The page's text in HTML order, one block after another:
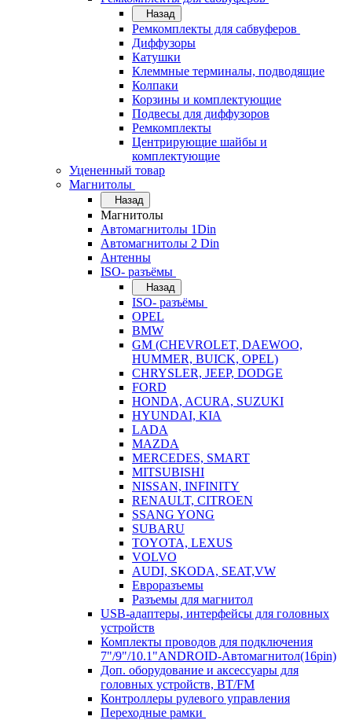
Назад
Ремкомплекты для сабвуферов
Диффузоры
Катушки
Клеммные терминалы, подводящие
Колпаки
Корзины и комплектующие
Подвесы для диффузоров
Ремкомплекты
Центрирующие шайбы и
комплектующие
Уцененный товар
Магнитолы
Назад
Магнитолы
Автомагнитолы 1Din
Автомагнитолы 2 Din
Антенны
ISO- разъёмы
Назад
ISO- разъёмы
OPEL
BMW
GM (CHEVROLET, DAEWOO,
HUMMER, BUICK, OPEL)
CHRYSLER, JEEP, DODGE
FORD
HONDA, ACURA, SUZUKI
HYUNDAI, KIA
LADA
MAZDA
MERCEDES, SMART
MITSUBISHI
NISSAN, INFINITY
RENAULT, CITROEN
SSANG YONG
SUBARU
TOYOTA, LEXUS
VOLVO
AUDI, SKODA, SEAT,VW
Евроразъемы
Разъемы для магнитол
USB-адаптеры, интерфейсы для головных
устройств
Комплекты проводов для подключения
7"/9"/10.1"ANDROID-Автомагнитол(16pin)
Доп. оборудование и аксессуары для
головных устройств, BT/FM
Контроллеры рулевого управления
Переходные рамки